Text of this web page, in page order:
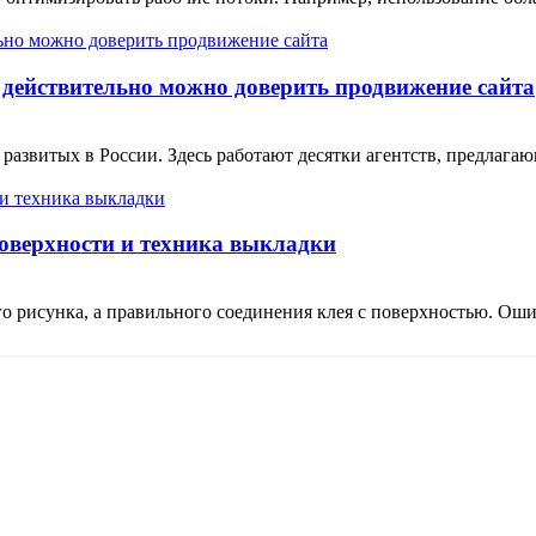
можно доверить продвижение сайта
в России. Здесь работают десятки агентств,
и техника выкладки
рисунка, а правильного соединения клея с поверхностью.